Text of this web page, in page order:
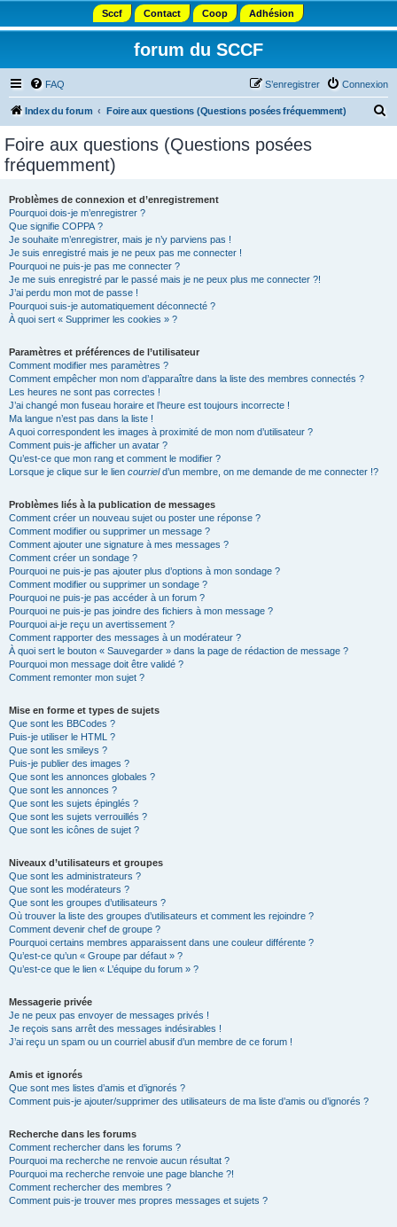
Sccf Contact Coop Adhésion
forum du SCCF
FAQ Connexion
S’enregistrer
Index du forum Foire aux questions (Questions posées fréquemment)
Foire aux questions (Questions posées
fréquemment)
Problèmes de connexion et d’enregistrement
Pourquoi dois-je m’enregistrer ?
Que signifie COPPA ?
Je souhaite m’enregistrer, mais je n’y parviens pas !
Je suis enregistré mais je ne peux pas me connecter !
Pourquoi ne puis-je pas me connecter ?
Je me suis enregistré par le passé mais je ne peux plus me connecter ?!
J’ai perdu mon mot de passe !
Pourquoi suis-je automatiquement déconnecté ?
À quoi sert « Supprimer les cookies » ?
Paramètres et préférences de l’utilisateur
Comment modifier mes paramètres ?
Comment empêcher mon nom d’apparaître dans la liste des membres connectés ?
Les heures ne sont pas correctes !
J’ai changé mon fuseau horaire et l’heure est toujours incorrecte !
Ma langue n’est pas dans la liste !
A quoi correspondent les images à proximité de mon nom d’utilisateur ?
Comment puis-je afficher un avatar ?
Qu’est-ce que mon rang et comment le modifier ?
Lorsque je clique sur le lien courrield’un membre, on me demande de me connecter !?
Problèmes liés à la publication de messages
Comment créer un nouveau sujet ou poster une réponse ?
Comment modifier ou supprimer un message ?
Comment ajouter une signature à mes messages ?
Comment créer un sondage ?
Pourquoi ne puis-je pas ajouter plus d’options à mon sondage ?
Comment modifier ou supprimer un sondage ?
Pourquoi ne puis-je pas accéder à un forum ?
Pourquoi ne puis-je pas joindre des fichiers à mon message ?
Pourquoi ai-je reçu un avertissement ?
Comment rapporter des messages à un modérateur ?
À quoi sert le bouton « Sauvegarder » dans la page de rédaction de message ?
Pourquoi mon message doit être validé ?
Comment remonter mon sujet ?
Mise en forme et types de sujets
Que sont les BBCodes ?
Puis-je utiliser le HTML ?
Que sont les smileys ?
Puis-je publier des images ?
Que sont les annonces globales ?
Que sont les annonces ?
Que sont les sujets épinglés ?
Que sont les sujets verrouillés ?
Que sont les icônes de sujet ?
Niveaux d’utilisateurs et groupes
Que sont les administrateurs ?
Que sont les modérateurs ?
Que sont les groupes d’utilisateurs ?
Où trouver la liste des groupes d’utilisateurs et comment les rejoindre ?
Comment devenir chef de groupe ?
Pourquoi certains membres apparaissent dans une couleur différente ?
Qu’est-ce qu’un « Groupe par défaut » ?
Qu’est-ce que le lien « L’équipe du forum » ?
Messagerie privée
Je ne peux pas envoyer de messages privés !
Je reçois sans arrêt des messages indésirables !
J’ai reçu un spam ou un courriel abusif d’un membre de ce forum !
Amis et ignorés
Que sont mes listes d’amis et d’ignorés ?
Comment puis-je ajouter/supprimer des utilisateurs de ma liste d’amis ou d’ignorés ?
Recherche dans les forums
Comment rechercher dans les forums ?
Pourquoi ma recherche ne renvoie aucun résultat ?
Pourquoi ma recherche renvoie une page blanche ?!
Comment rechercher des membres ?
Comment puis-je trouver mes propres messages et sujets ?